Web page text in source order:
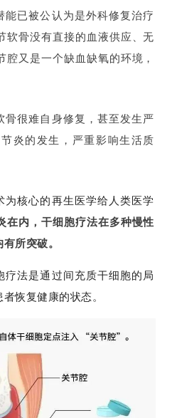
能已被公认为是外科修复治疗
软骨没有直接的血液供应、无
又是一个缺血缺氧的环境，
骨很难自身修复，甚至发生严
炎的发生，严重影响生活质
为核心的再生医学给人类医学
在内，干细胞疗法在多种慢性
所突破。
疗法是通过间充质干细胞的局
恢复健康的状态。